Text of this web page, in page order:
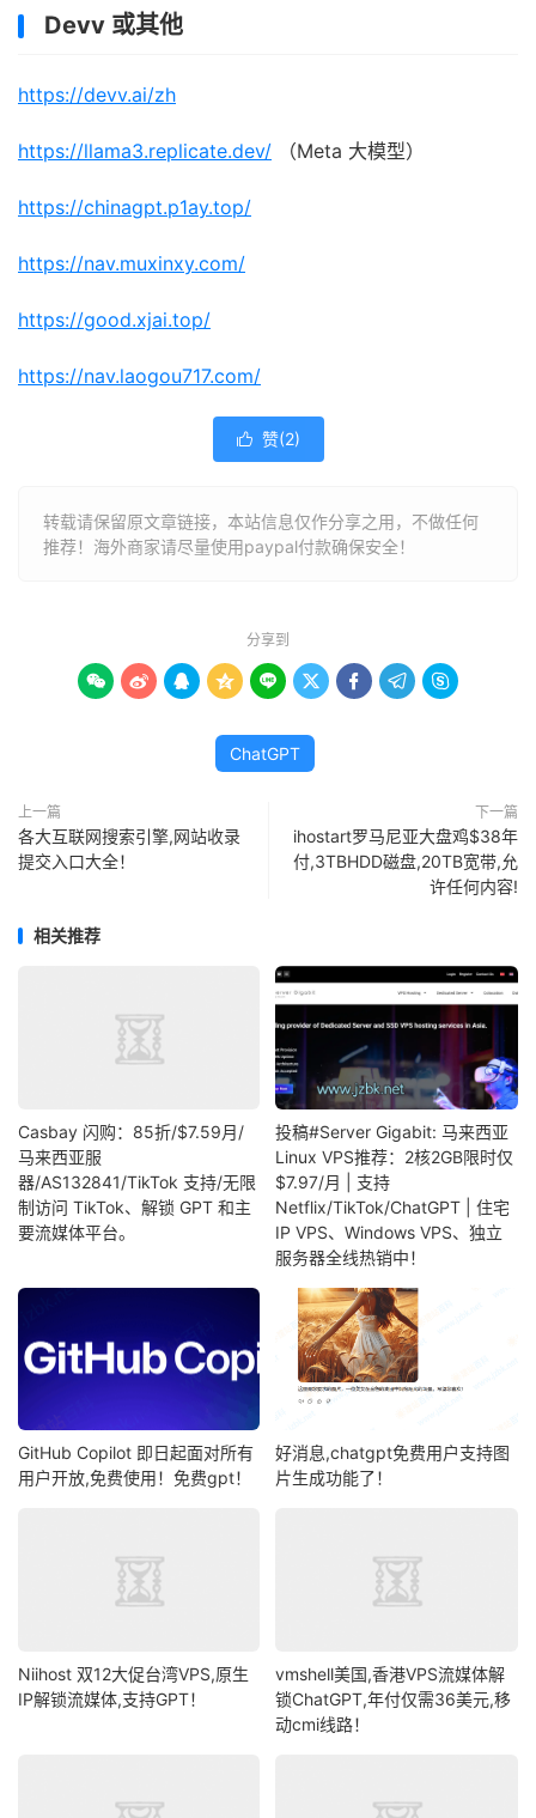
Devv 或其他
https://devv.ai/zh
https://llama3.replicate.dev/ （Meta 大模型）
https://chinagpt.p1ay.top/
https://nav.muxinxy.com/
https://good.xjai.top/
https://nav.laogou717.com/
 赞(2)
转载请保留原文章链接，本站信息仅作分享之用，不做任何
推荐！海外商家请尽量使用paypal付款确保安全！
分享到
        
ChatGPT
上一篇
各大互联网搜索引擎,网站收录
提交入口大全！
下一篇
ihostart罗马尼亚大盘鸡$38年
付,3TBHDD磁盘,20TB宽带,允
许任何内容!
相关推荐
Casbay 闪购：85折/$7.59月/
马来西亚服
器/AS132841/TikTok 支持/无限
制访问 TikTok、解锁 GPT 和主
要流媒体平台。
投稿#Server Gigabit: 马来西亚
Linux VPS推荐：2核2GB限时仅
$7.97/月 | 支持
Netflix/TikTok/ChatGPT | 住宅
IP VPS、Windows VPS、独立
服务器全线热销中！
GitHub Copilot 即日起面对所有
用户开放,免费使用！免费gpt！
好消息,chatgpt免费用户支持图
片生成功能了！
Niihost 双12大促台湾VPS,原生
IP解锁流媒体,支持GPT！
vmshell美国,香港VPS流媒体解
锁ChatGPT,年付仅需36美元,移
动cmi线路！